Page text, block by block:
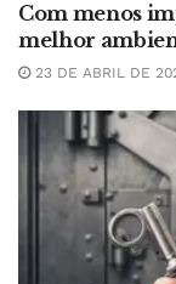
Com menos
melhor
23 DE ABRIL DE